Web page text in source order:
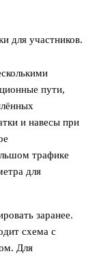
для участников.
пути,
и навесы при
трафике
для
заранее.
схема с
Для